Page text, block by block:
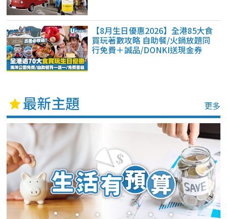
【8月生日優惠2026】全港85大食
買玩著數攻略 自助餐/火鍋放題同
行免費＋誠品/DONKI送現金券
最新主題 更多